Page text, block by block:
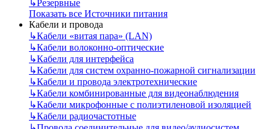
↳Резервные
Показать все Источники питания
Кабели и провода
↳Кабели «витая пара» (LAN)
↳Кабели волоконно-оптические
↳Кабели для интерфейса
↳Кабели для систем охранно-пожарной сигнализации
↳Кабели и провода электротехнические
↳Кабели комбинированные для видеонаблюдения
↳Кабели микрофонные с полиэтиленовой изоляцией
↳Кабели радиочастотные